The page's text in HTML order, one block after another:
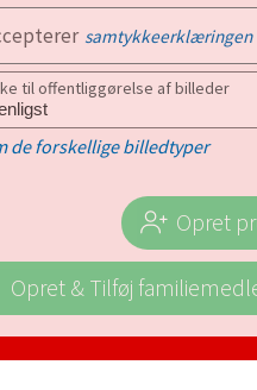
samtykkeerklæringen
til offentliggørelse af billeder
de forskellige billedtyper
Opret
Opret & Tilføj